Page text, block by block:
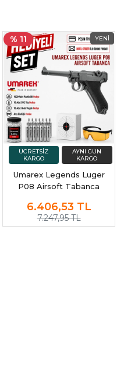
% 11
Umarex Legends Luger
P08 Airsoft Tabanca
6.406,53 TL
7.247,95 TL